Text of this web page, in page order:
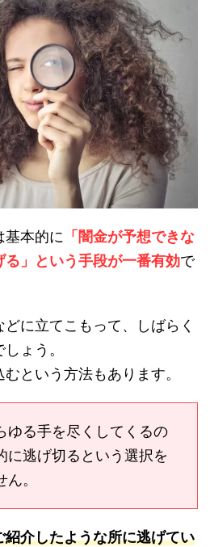
基本的に 「闇金が予想できな
」という手段が一番有効で
に立てこもって、しばらく
ょう。
という方法もあります。
ゆる手を尽くしてくるの
に逃げ切るという選択を
。
介したような所に逃げてい